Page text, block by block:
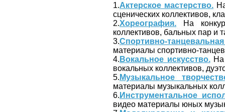
1.Актерское мастерство.На
сценических коллективов,
2.Хореография. На
коллективов, бальных пар и
3.Спортивно-
материалы спортивно-
4. Вокальное искусство.На
вокальных коллективов,
5. Музыкальное
материалы музыкальных
6. Инструментальное
видео материалы юных